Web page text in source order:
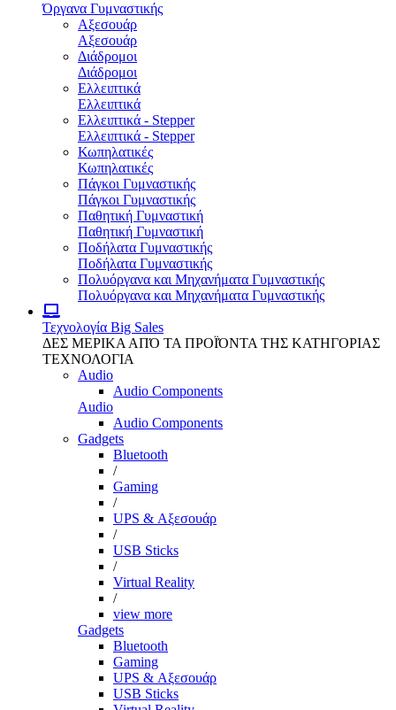
Όργανα Γυμναστικής
Αξεσουάρ
Αξεσουάρ
Διάδρομοι
Διάδρομοι
Ελλειπτικά
Ελλειπτικά
Ελλειπτικά - Stepper
Ελλειπτικά - Stepper
Κωπηλατικές
Κωπηλατικές
Πάγκοι Γυμναστικής
Πάγκοι Γυμναστικής
Παθητική Γυμναστική
Παθητική Γυμναστική
Ποδήλατα Γυμναστικής
Ποδήλατα Γυμναστικής
Πολυόργανα και Μηχανήματα Γυμναστικής
Πολυόργανα και Μηχανήματα Γυμναστικής
Τεχνολογία Big Sales
ΔΕΣ ΜΕΡΙΚΑ ΑΠΌ ΤΑ ΠΡΟΪΌΝΤΑ ΤΗΣ ΚΑΤΗΓΟΡΙΑΣ
ΤΕΧΝΟΛΟΓΙΑ
Audio
Audio Components
Audio
Audio Components
Gadgets
Bluetooth
/
Gaming
/
UPS & Αξεσουάρ
/
USB Sticks
/
Virtual Reality
/
view more
Gadgets
Bluetooth
Gaming
UPS & Αξεσουάρ
USB Sticks